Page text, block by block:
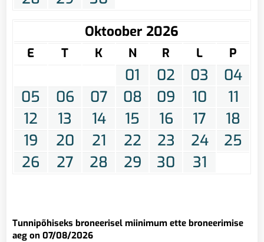
Oktoober 2026
E T K N R L P
01 02 03
04
05
06 07 08 09 10
11
12
13 14 15 16 17
18
19
20 21 22 23 24
25
26
27 28 29 30 31
Tunnipõhiseks broneerisel miinimum ette broneerimise
aeg on 07/08/2026